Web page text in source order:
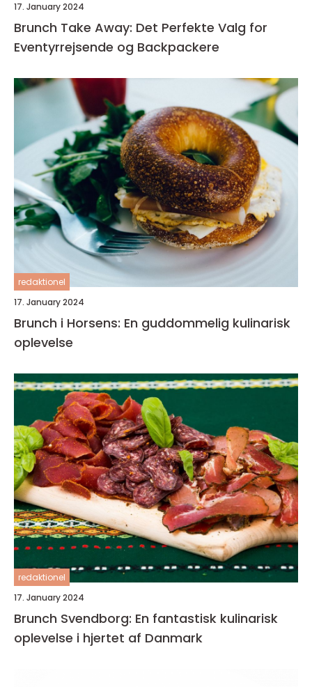
17. January 2024
Brunch Take Away: Det Perfekte Valg for
Eventyrrejsende og Backpackere
redaktionel
17. January 2024
Brunch i Horsens: En guddommelig kulinarisk
oplevelse
redaktionel
17. January 2024
Brunch Svendborg: En fantastisk kulinarisk
oplevelse i hjertet af Danmark